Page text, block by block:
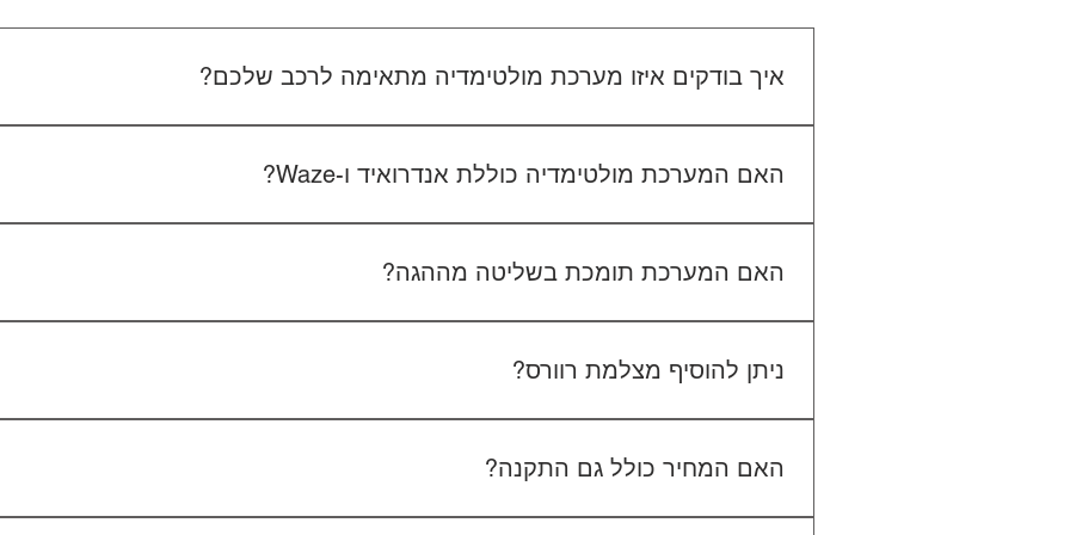
איך בודקים איזו מערכת מולטימדיה מתאימה לרכב שלכם?
האם המערכת מולטימדיה כוללת אנדרואיד ו-Waze?
האם המערכת תומכת בשליטה מההגה?
ניתן להוסיף מצלמת רוורס?
האם המחיר כולל גם התקנה?